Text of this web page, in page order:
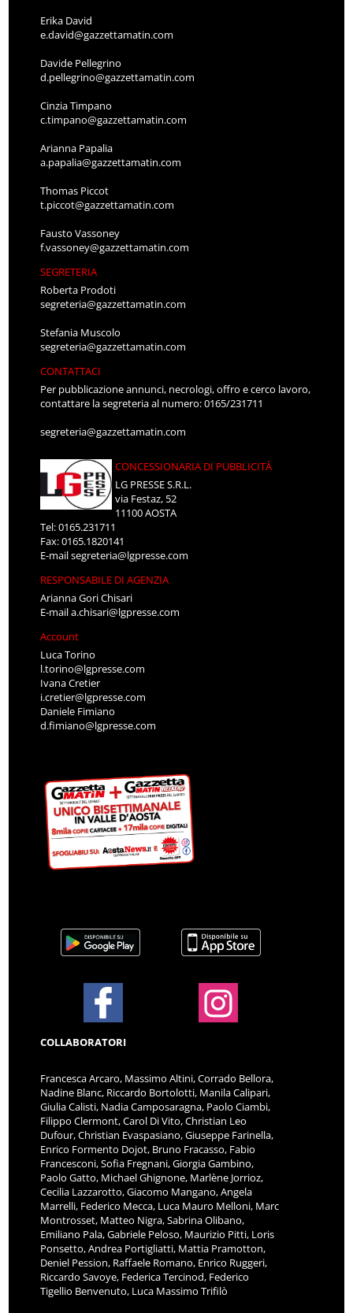
Erika David
e.david@gazzettamatin.com
Davide Pellegrino
d.pellegrino@gazzettamatin.com
Cinzia Timpano
c.timpano@gazzettamatin.com
Arianna Papalia
a.papalia@gazzettamatin.com
Thomas Piccot
t.piccot@gazzettamatin.com
Fausto Vassoney
f.vassoney@gazzettamatin.com
SEGRETERIA
Roberta Prodoti
segreteria@gazzettamatin.com
Stefania Muscolo
segreteria@gazzettamatin.com
CONTATTACI
Per pubblicazione annunci, necrologi, offro e cerco lavoro,
contattare la segreteria al numero: 0165/231711
segreteria@gazzettamatin.com
CONCESSIONARIA DI PUBBLICITÀ
LG PRESSE S.R.L.
via Festaz, 52
11100 AOSTA
Tel: 0165.231711
Fax: 0165.1820141
E-mailsegreteria@lgpresse.com
RESPONSABILE DI AGENZIA
Arianna Gori Chisari
E-maila.chisari@lgpresse.com
Account
Luca Torino
l.torino@lgpresse.com
Ivana Cretier
i.cretier@lgpresse.com
Daniele Fimiano
d.fimiano@lgpresse.com
COLLABORATORI
Francesca Arcaro, Massimo Altini, Corrado Bellora,
Nadine Blanc, Riccardo Bortolotti, Manila Calipari,
Giulia Calisti, Nadia Camposaragna, Paolo Ciambi,
Filippo Clermont, Carol Di Vito, Christian Leo
Dufour, Christian Evaspasiano, Giuseppe Farinella,
Enrico Formento Dojot, Bruno Fracasso, Fabio
Francesconi, Sofia Fregnani, Giorgia Gambino,
Paolo Gatto, Michael Ghignone, Marlène Jorrioz,
Cecilia Lazzarotto, Giacomo Mangano, Angela
Marrelli, Federico Mecca, Luca Mauro Melloni, Marc
Montrosset, Matteo Nigra, Sabrina Olibano,
Emiliano Pala, Gabriele Peloso, Maurizio Pitti, Loris
Ponsetto, Andrea Portigliatti, Mattia Pramotton,
Deniel Pession, Raffaele Romano, Enrico Ruggeri,
Riccardo Savoye, Federica Tercinod, Federico
Tigellio Benvenuto, Luca Massimo Trifilò